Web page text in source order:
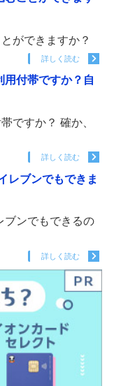
ができますか？
詳しく読む
用付帯ですか？自
ですか？ 確か、
詳しく読む
レブンでもできま
ブンでもできるの
詳しく読む